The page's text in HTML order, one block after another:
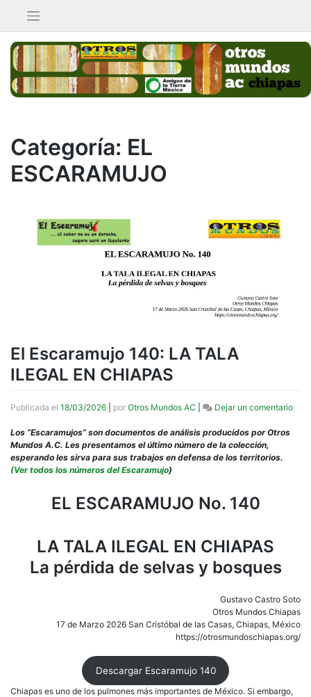
contenido
Categoría: EL
ESCARAMUJO
El Escaramujo 140: LA TALA
ILEGAL EN CHIAPAS
Publicada el 18/03/2026 por Otros Mundos AC Dejar un comentarioen
Los “Escaramujos” son documentos de análisis producidos por Otros
Mundos A.C. Les presentamos el último número de la colección,
esperando les sirva para sus trabajos en defensa de los territorios.
(Ver todos los números del Escaramujo)
EL ESCARAMUJO No. 140
LA TALA ILEGAL EN CHIAPAS
La pérdida de selvas y bosques
Gustavo Castro Soto
Otros Mundos Chiapas
17 de Marzo 2026 San Cristóbal de las Casas, Chiapas, México
https://otrosmundoschiapas.org/
Descargar Escaramujo 140
Chiapas es uno de los pulmones más importantes de México. Si embargo,